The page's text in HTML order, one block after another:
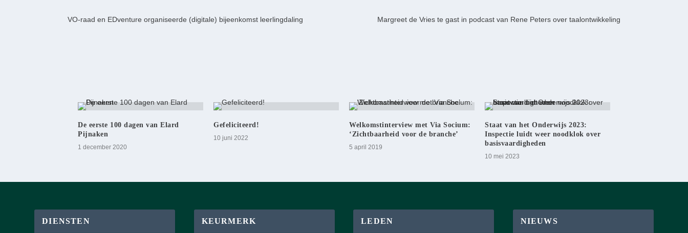
VO-raad en EDventure organiseerde (digitale) bijeenkomst leerlingdaling Margreet de Vries te gast in podcast van Rene Peters over taalontwikkeling
De eerste 100 dagen van Elard
Pijnaken
1 december 2020
Gefeliciteerd!
10 juni 2022
Welkomstinterview met Via Socium:
‘Zichtbaarheid voor de branche’
5 april 2019
Staat van het Onderwijs 2023:
Inspectie luidt weer noodklok over
basisvaardigheden
10 mei 2023
DIENSTEN KEURMERK LEDEN NIEUWS